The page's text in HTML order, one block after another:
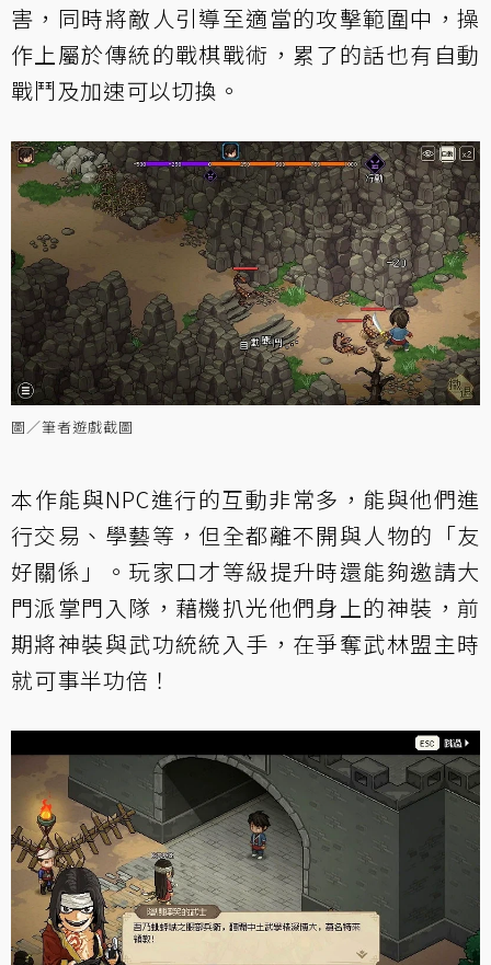
害，同時將敵人引導至適當的攻擊範圍中，操
作上屬於傳統的戰棋戰術，累了的話也有自動
戰鬥及加速可以切換。
圖／筆者遊戲截圖
本作能與NPC進行的互動非常多，能與他們進
行交易、學藝等，但全都離不開與人物的「友
好關係」。玩家口才等級提升時還能夠邀請大
門派掌門入隊，藉機扒光他們身上的神裝，前
期將神裝與武功統統入手，在爭奪武林盟主時
就可事半功倍！